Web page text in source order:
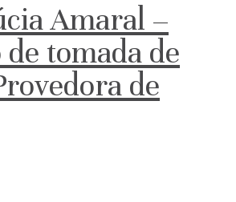
Amaral –
tomada de
de